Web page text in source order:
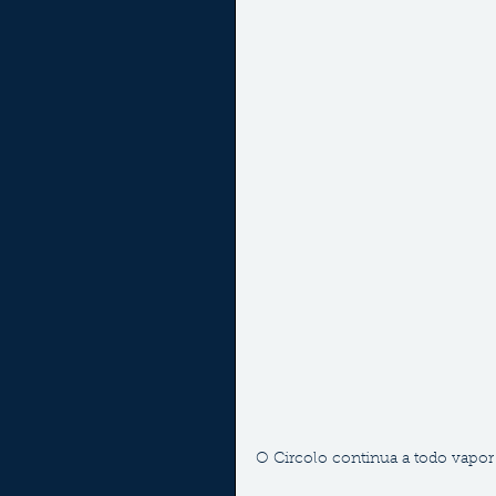
O Circolo continua a todo vapor